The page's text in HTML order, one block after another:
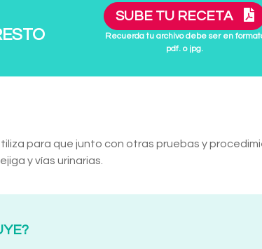
SUBE TU RECETA
Recuerda tu archivo debe ser en
pdf. o jpg.
para que junto con otras pruebas y
y vías urinarias.